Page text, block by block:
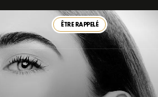
ÊTRE RAPPELÉ